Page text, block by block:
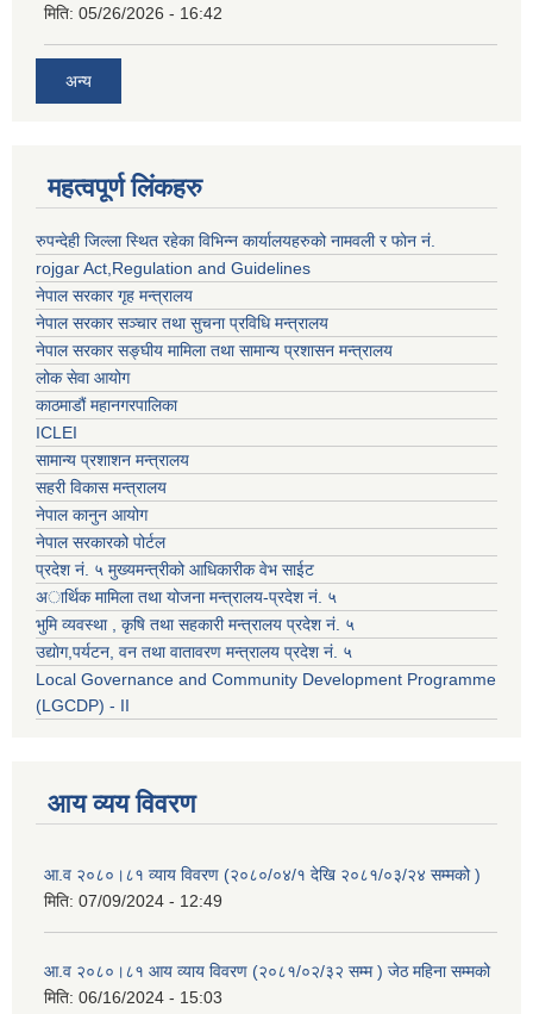
मिति: 05/26/2026 - 16:42
अन्य
महत्वपूर्ण लिंकहरु
रुपन्देही जिल्ला स्थित रहेका विभिन्न कार्यालयहरुको नामवली र फाेन न‌ं.
rojgar Act,Regulation and Guidelines
नेपाल सरकार गृह मन्त्रालय
नेपाल सरकार सञ्चार तथा सुचना प्रविधि मन्त्रालय
नेपाल सरकार सङ्घीय मामिला तथा सामान्य प्रशासन मन्त्रालय
लोक सेवा आयोग
काठमाडौं महानगरपालिका
ICLEI
सामान्य प्रशाशन मन्त्रालय
सहरी विकास मन्त्रालय
नेपाल कानुन आयोग
नेपाल सरकारको पोर्टल
प्रदेश नं. ५ मुख्यमन्त्रीको आधिकारीक वेभ साईट
अार्थिक मामिला तथा योजना मन्त्रालय-प्रदेश नं. ५
भुमि व्यवस्था , कृषि तथा सहकारी मन्त्रालय प्रदेश नं. ५
उद्याेग,पर्यटन, वन तथा वातावरण मन्त्रालय प्रदेश नं. ५
Local Governance and Community Development Programme
(LGCDP) - II
आय व्यय विवरण
आ.व २०८०।८१ व्याय विवरण (२०८०/०४/१ देखि २०८१/०३/२४ सम्मको )
मिति: 07/09/2024 - 12:49
आ.व २०८०।८१ आय व्याय विवरण (२०८१/०२/३२ सम्म ) जेठ महिना सम्मको
मिति: 06/16/2024 - 15:03